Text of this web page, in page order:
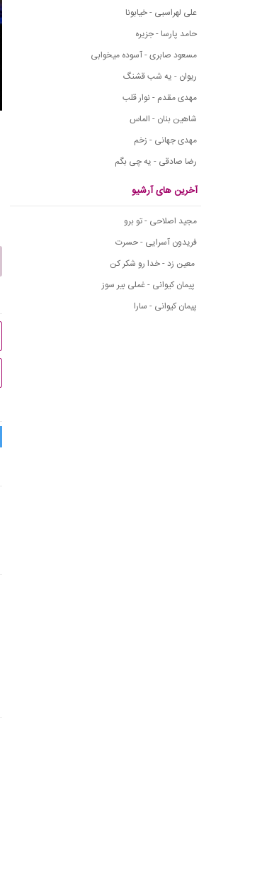
علی لهراسبی - خیابونا
حامد پارسا - جزیره
مسعود صابری - آسوده میخوابی
ریوان - یه شب قشنگ
مهدی مقدم - نوار قلب
شاهین بنان - الماس
مهدی جهانی - زخم
رضا صادقی - یه چی بگم
آخرین های آرشیو
مجید اصلاحی - تو برو
فریدون آسرایی - حسرت
معین زد - خدا رو شکر کن
پیمان کیوانی - غملی بیر سوز
پیمان کیوانی - سارا